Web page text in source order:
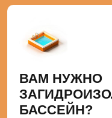
ВАМ НУЖНО
БАССЕЙН?